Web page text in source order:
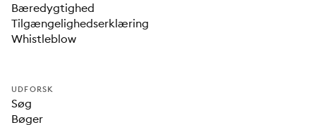
Bæredygtighed
Tilgængelighedserklæring
Whistleblow
UDFORSK
Søg
Bøger